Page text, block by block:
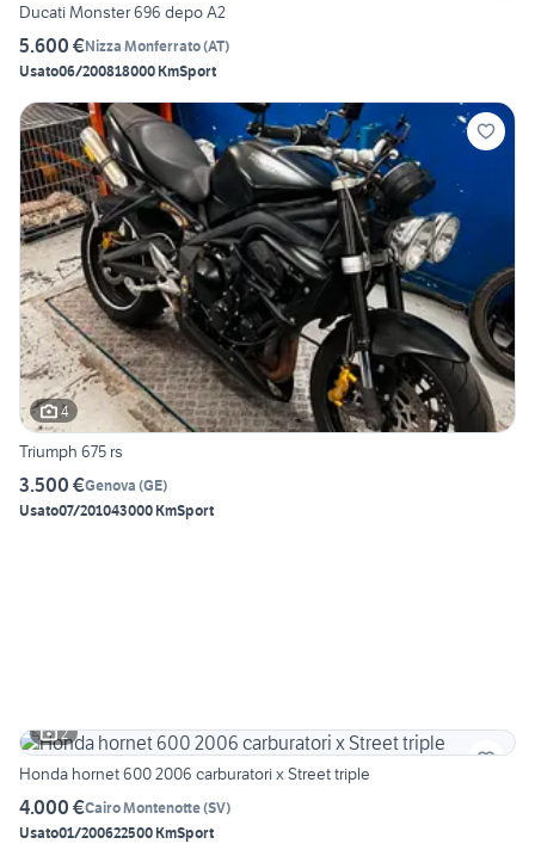
Ducati Monster 696 depo A2
5.600 €Nizza Monferrato(AT)
Usato06/200818000 KmSport
4
Triumph 675 rs
3.500 €Genova (GE)
Usato07/201043000 KmSport
2
Honda hornet 600 2006 carburatori x Street triple
4.000 €Cairo Montenotte(SV)
Usato01/200622500 KmSport